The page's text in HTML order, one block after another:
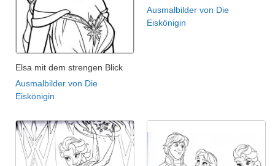
Elsa mit dem strengen Blick
Ausmalbilder von Die
Eiskönigin
Ausmalbilder von Die
Eiskönigin